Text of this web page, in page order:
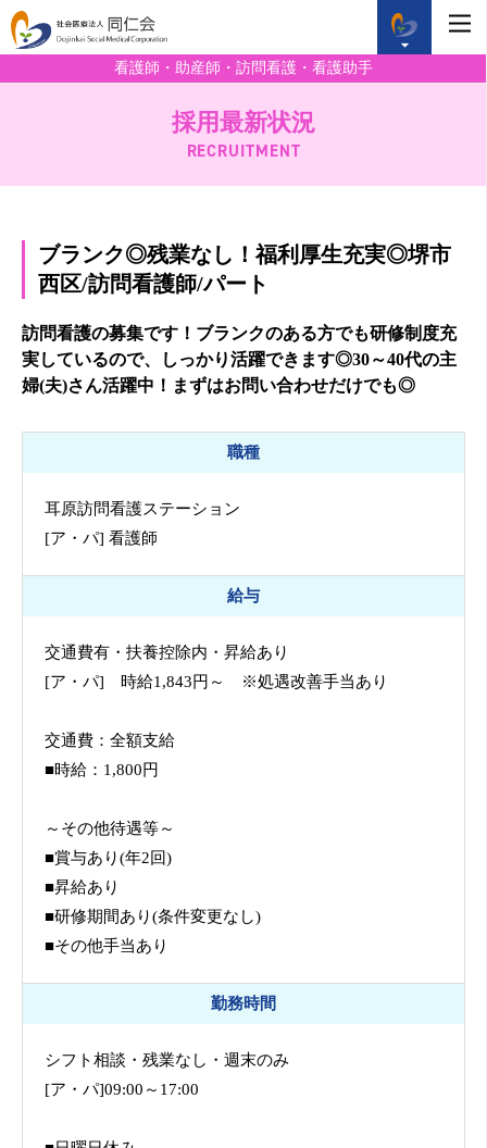
看護師・助産師・訪問看護・看護助手
採用最新状況
RECRUITMENT
ブランク◎残業なし！福利厚生充実◎堺市
西区/訪問看護師/パート
訪問看護の募集です！ブランクのある方でも研修制度充
実しているので、しっかり活躍できます◎30～40代の主
婦(夫)さん活躍中！まずはお問い合わせだけでも◎
職種
耳原訪問看護ステーション
[ア・パ] 看護師
給与
交通費有・扶養控除内・昇給あり
[ア・パ] 時給1,843円～ ※処遇改善手当あり
交通費：全額支給
■時給：1,800円
～その他待遇等～
■賞与あり(年2回)
■昇給あり
■研修期間あり(条件変更なし)
■その他手当あり
勤務時間
シフト相談・残業なし・週末のみ
[ア・パ]09:00～17:00